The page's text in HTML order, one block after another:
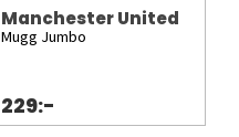
Manchester United
Mugg Jumbo
229:-